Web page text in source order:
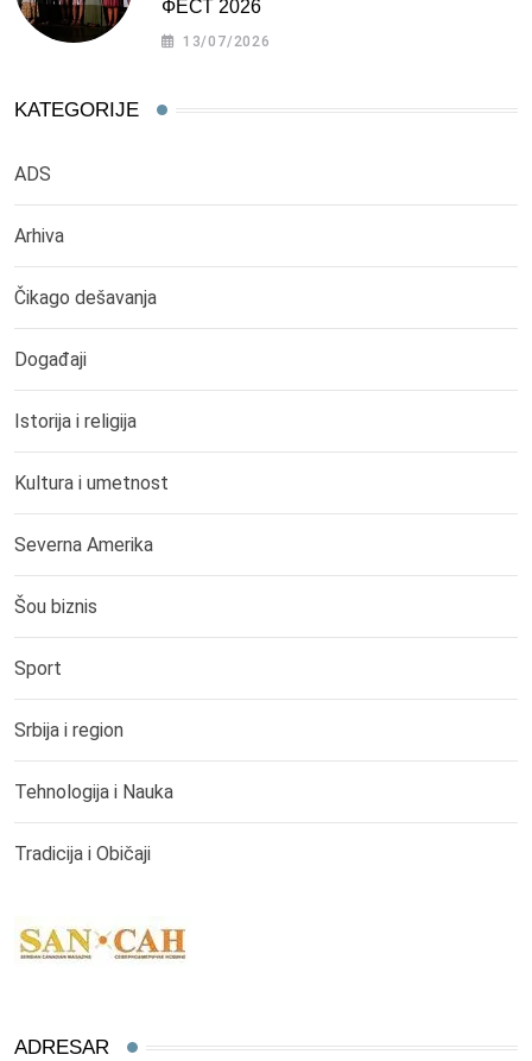
ФЕСТ 2026
13/07/2026
KATEGORIJE
ADS
Arhiva
Čikago dešavanja
Događaji
Istorija i religija
Kultura i umetnost
Severna Amerika
Šou biznis
Sport
Srbija i region
Tehnologija i Nauka
Tradicija i Običaji
ADRESAR